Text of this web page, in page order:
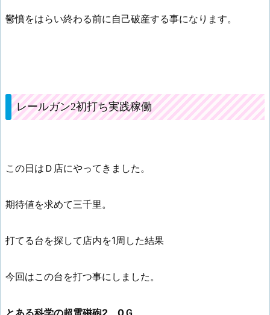
鬱憤をはらい終わる前に自己破産する事になります。
レールガン2初打ち実践稼働
この日はＤ店にやってきました。
期待値を求めて三千里。
打てる台を探して店内を1周した結果
今回はこの台を打つ事にしました。
とある科学の超電磁砲2 0Ｇ